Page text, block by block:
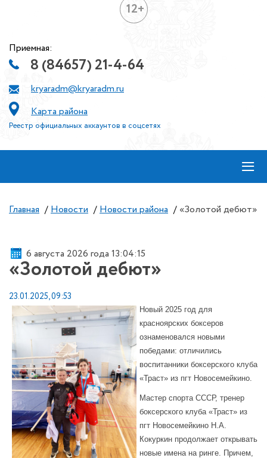
12+
Приемная:
8 (84657) 21-4-64
kryaradm@kryaradm.ru
Карта района
Реестр официальных аккаунтов в соцсетях
≡
Главная / Новости / Новости района / «Золотой дебют»
6 августа 2026 года 13:04:15
«Золотой дебют»
23.01.2025, 09:53
Новый 2025 год для
красноярских боксеров
ознаменовался новыми
победами: отличились
воспитанники боксерского клуба
«Траст» из пгт Новосемейкино.
Мастер спорта СССР, тренер
боксерского клуба «Траст» из
пгт Новосемейкино Н.А.
Кокуркин продолжает открывать
новые имена на ринге. Причем,